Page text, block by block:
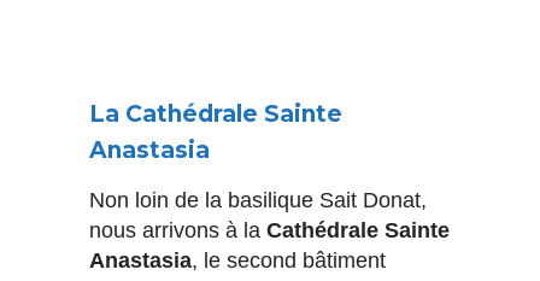
La Cathédrale Sainte
Anastasia
Non loin de la basilique Sait Donat,
nous arrivons à la Cathédrale Sainte
Anastasia, le second bâtiment